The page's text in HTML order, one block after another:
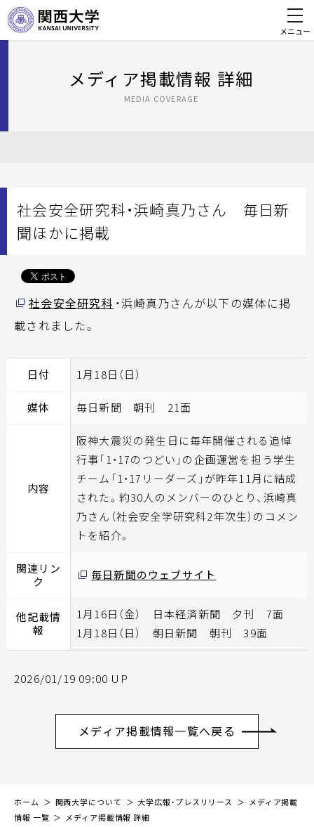
メニュー
メディア掲載情報 詳細
MEDIA COVERAGE
社会安全研究科・浜崎真乃さん 毎日新
聞ほかに掲載
社会安全研究科 ・浜崎真乃さんが以下の媒体に掲
載されました。
日付 1月18日（日）
媒体 毎日新聞 朝刊 21面
内容
阪神大震災の発生日に毎年開催される追悼
行事「1・17のつどい」の企画運営を担う学生
チーム「1・17リーダーズ」が昨年11月に結成
された。約30人のメンバーのひとり、浜崎真
乃さん（社会安全学研究科2年次生）のコメン
トを紹介。
関連リン
ク
毎日新聞のウェブサイト
他記載情
報
1月16日（金） 日本経済新聞 夕刊 7面
1月18日（日） 朝日新聞 朝刊 39面
2026/01/19 09:00 UP
メディア掲載情報一覧へ戻る
ホーム 関西大学について 大学広報・プレスリリース
メディア掲載
情報 一覧
メディア掲載情報 詳細